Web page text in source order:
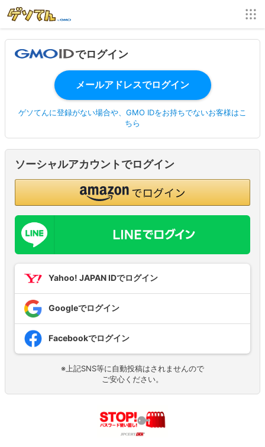
でログイン
ゲソてんに登録がない場合や、GMO IDをお持ちでないお客様はこ
ちら
ソーシャルアカウントでログイン
Yahoo! JAPAN IDでログイン
Googleでログイン
Facebookでログイン
※上記SNS等に自動投稿はされませんので
ご安心ください。